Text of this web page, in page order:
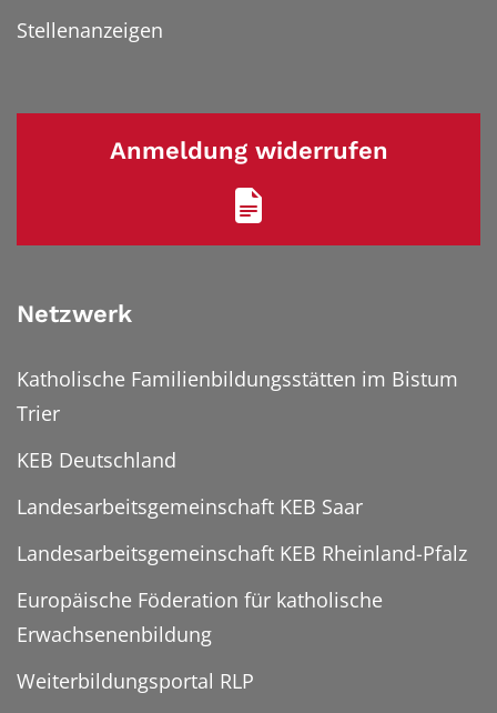
Stellenanzeigen
Anmeldung widerrufen
Netzwerk
Katholische Familienbildungsstätten im Bistum
Trier
KEB Deutschland
Landesarbeitsgemeinschaft KEB Saar
Landesarbeitsgemeinschaft KEB Rheinland-Pfalz
Europäische Föderation für katholische
Erwachsenenbildung
Weiterbildungsportal RLP